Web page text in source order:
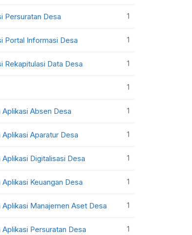
Persuratan Desa 1
Portal Informasi Desa 1
Rekapitulasi Data Desa 1
1
Aplikasi Absen Desa 1
Aplikasi Aparatur Desa 1
Aplikasi Digitalisasi Desa 1
Keuangan Desa 1
Aplikasi Manajemen Aset Desa 1
Aplikasi Persuratan Desa 1